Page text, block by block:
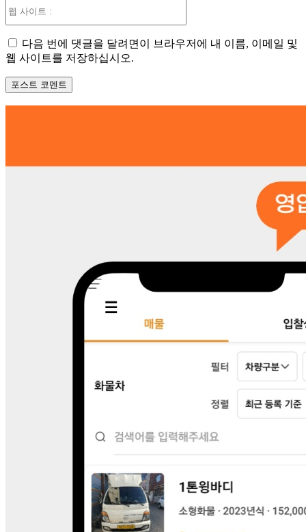
트
다음 번에 댓글을 달려면이 브라우저에 내 이름, 이메일 및
웹 사이트를 저장하십시오.